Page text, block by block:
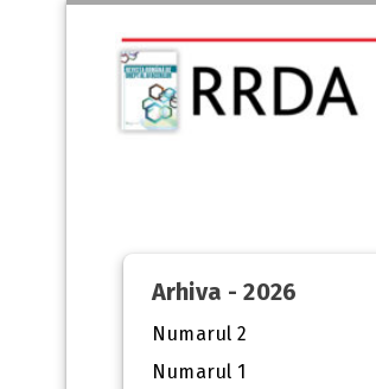
Arhiva - 2026
Numarul 2
Numarul 1